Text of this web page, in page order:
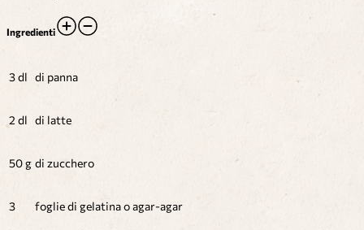
Ingredienti
3 dl di panna
2 dl di latte
50 g di zucchero
3 foglie di gelatina o agar-agar